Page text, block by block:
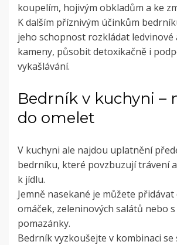
koupelím, hojivým obkladům a ke
K dalším příznivým účinkům
jeho schopnost rozkládat ledvinové
kameny, působit detoxikačně i
vykašlávání.
Bedrník v kuchyni –
do omelet
V kuchyni ale najdou uplatnění
bedrníku, které povzbuzují trávení
k jídlu.
Jemně nasekané je můžete
omáček, zeleninových salátů nebo
pomazánky.
Bedrník vyzkoušejte v kombinaci se